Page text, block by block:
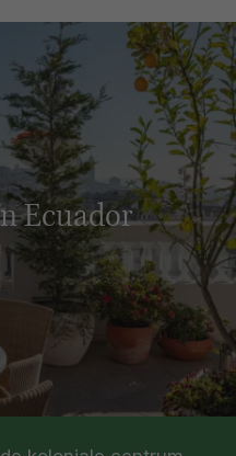
Ecuador